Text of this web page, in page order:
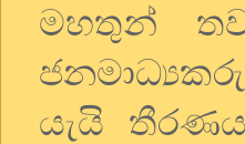
මහතුන්
යැයි